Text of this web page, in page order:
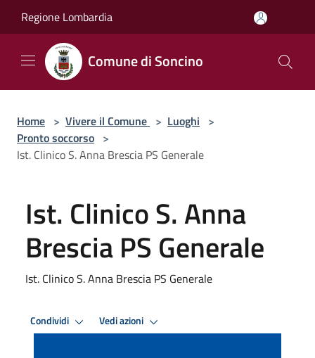
Regione Lombardia
Comune di Soncino
Home > Vivere il Comune > Luoghi >
Pronto soccorso >
Ist. Clinico S. Anna Brescia PS Generale
Ist. Clinico S. Anna
Brescia PS Generale
Ist. Clinico S. Anna Brescia PS Generale
Condividi Vedi azioni